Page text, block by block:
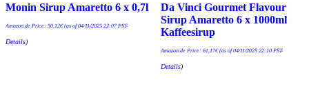
Monin Sirup Amaretto 6 x 0,7l
Amazon.de Price: 50,12€(as of 04/11/2025 22:07 PST-
Details)
Da Vinci Gourmet Flavour
Sirup Amaretto 6 x 1000ml
Kaffeesirup
Amazon.de Price: 61,17€(as of 04/11/2025 22:10 PST-
Details)